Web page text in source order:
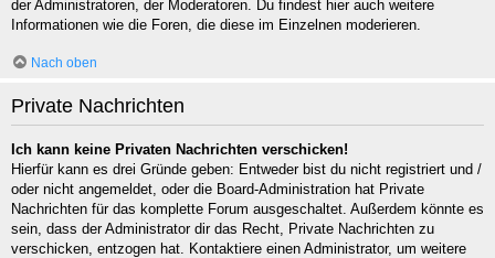
der Administratoren, der Moderatoren. Du findest hier auch weitere
Informationen wie die Foren, die diese im Einzelnen moderieren.
Nach oben
Private Nachrichten
Ich kann keine Privaten Nachrichten verschicken!
Hierfür kann es drei Gründe geben: Entweder bist du nicht registriert und /
oder nicht angemeldet, oder die Board-Administration hat Private
Nachrichten für das komplette Forum ausgeschaltet. Außerdem könnte es
sein, dass der Administrator dir das Recht, Private Nachrichten zu
verschicken, entzogen hat. Kontaktiere einen Administrator, um weitere